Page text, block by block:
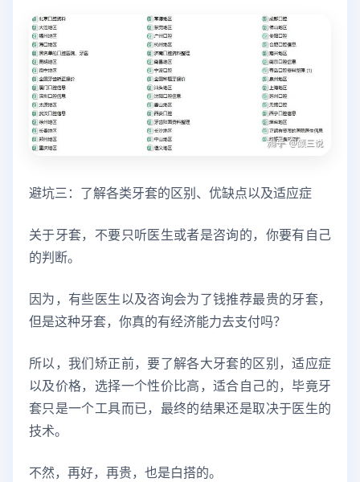
避坑三：了解各类牙套的区别、优缺点以及适应症
关于牙套，不要只听医生或者是咨询的，你要有自己
的判断。
因为，有些医生以及咨询会为了钱推荐最贵的牙套，
但是这种牙套，你真的有经济能力去支付吗？
所以，我们矫正前，要了解各大牙套的区别，适应症
以及价格，选择一个性价比高，适合自己的，毕竟牙
套只是一个工具而已，最终的结果还是取决于医生的
技术。
不然，再好，再贵，也是白搭的。